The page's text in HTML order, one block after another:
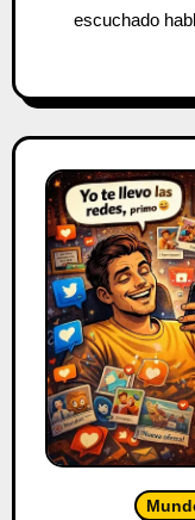
escuchado